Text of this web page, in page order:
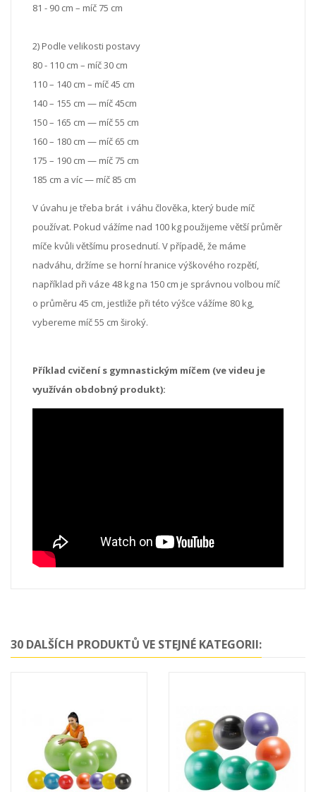
81 - 90 cm – míč 75 cm
2) Podle velikosti postavy
80 - 110 cm – míč 30 cm
110 – 140 cm – míč 45 cm
140 – 155 cm — míč 45cm
150 – 165 cm — míč 55 cm
160 – 180 cm — míč 65 cm
175 – 190 cm — míč 75 cm
185 cm a víc — míč 85 cm
V úvahu je třeba brát i váhu člověka, který bude míč
používat. Pokud vážíme nad 100 kg použijeme větší průměr
míče kvůli většímu prosednutí. V případě, že máme
nadváhu, držíme se horní hranice výškového rozpětí,
například při váze 48 kg na 150 cm je správnou volbou míč
o průměru 45 cm, jestliže při této výšce vážíme 80 kg,
vybereme míč 55 cm široký.
Příklad cvičení s gymnastickým míčem (ve videu je
využíván obdobný produkt):
30 DALŠÍCH PRODUKTŮ VE STEJNÉ KATEGORII: